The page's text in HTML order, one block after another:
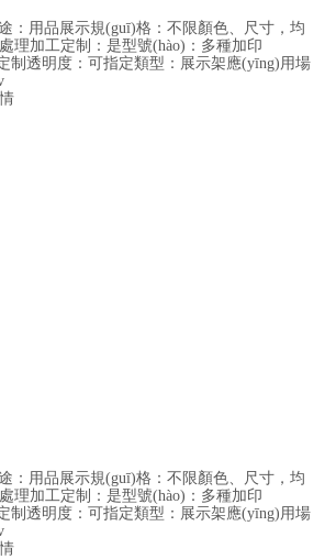
用品展示規(guī)格：不限顏色、尺寸，均
面處理加工定制：是型號(hào)：多種加印
制透明度：可指定類型：展示架應(yīng)用場
：用品展示規(guī)格：不限顏色、尺寸，均
理加工定制：是型號(hào)：多種加印
制透明度：可指定類型：展示架應(yīng)用場